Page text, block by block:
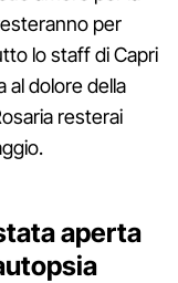
per
lo staff di Capri
al dolore della
resterai
aperta